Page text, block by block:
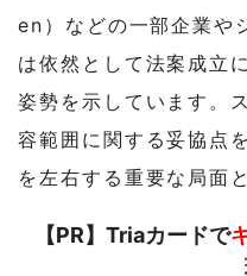
en）などの一部企業や
は依然として法案成立
姿勢を示しています。
容範囲に関する妥協点
を左右する重要な局面
【PR】Triaカードで